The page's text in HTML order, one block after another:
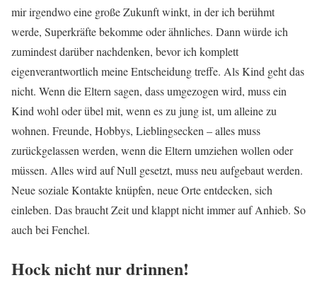
mir irgendwo eine große Zukunft winkt, in der ich berühmt
werde, Superkräfte bekomme oder ähnliches. Dann würde ich
zumindest darüber nachdenken, bevor ich komplett
eigenverantwortlich meine Entscheidung treffe. Als Kind geht das
nicht. Wenn die Eltern sagen, dass umgezogen wird, muss ein
Kind wohl oder übel mit, wenn es zu jung ist, um alleine zu
wohnen. Freunde, Hobbys, Lieblingsecken – alles muss
zurückgelassen werden, wenn die Eltern umziehen wollen oder
müssen. Alles wird auf Null gesetzt, muss neu aufgebaut werden.
Neue soziale Kontakte knüpfen, neue Orte entdecken, sich
einleben. Das braucht Zeit und klappt nicht immer auf Anhieb. So
auch bei Fenchel.
Hock nicht nur drinnen!